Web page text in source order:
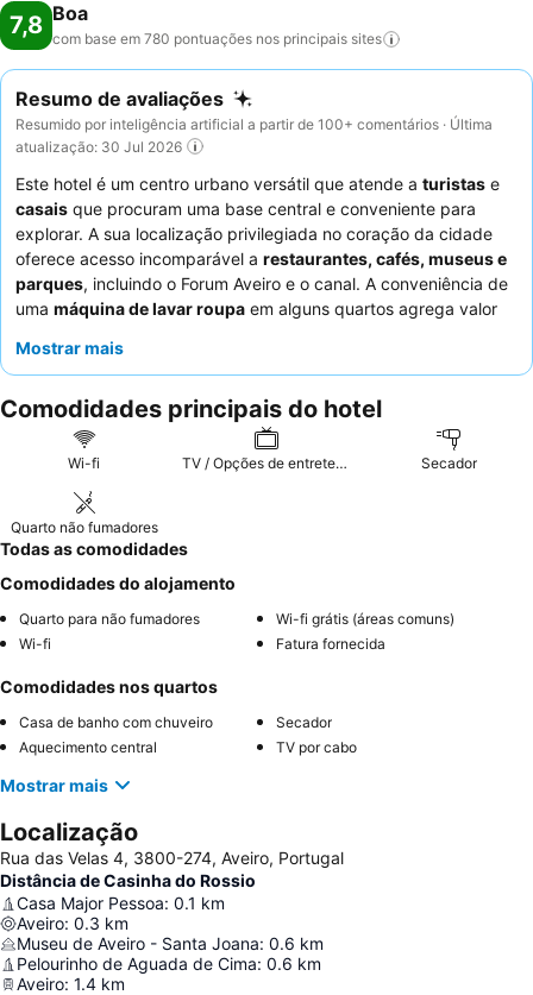
7,8 Boa
com base em 780 pontuações nos principais sites
Resumo de avaliações
Resumido por inteligência artificial a partir de 100+ comentários · Última
atualização: 30 Jul 2026
Este hotel é um centro urbano versátil que atende a turistas e
casais que procuram uma base central e conveniente para
explorar. A sua localização privilegiada no coração da cidade
oferece acesso incomparável a restaurantes, cafés, museus e
parques, incluindo o Forum Aveiro e o canal. A conveniência de
uma máquina de lavar roupa em alguns quartos agrega valor
consistentemente os
mais tranquila, os hóspedes devem solicitar um quarto virado
para o jardim para minimizar o potencial ruído da rua.
Mostrar mais
Comodidades principais do hotel
Wi-fi TV / Opções de entretenimento Secador
Quarto não fumadores
Todas as comodidades
Comodidades do alojamento
Quarto para não fumadores
Wi-fi grátis (áreas comuns)
Wi-fi
Fatura fornecida
Comodidades nos quartos
Casa de banho com chuveiro
Secador
Aquecimento central
TV por cabo
Mostrar mais
Localização
Rua das Velas 4, 3800-274, Aveiro, Portugal
Distância de Casinha do Rossio
Casa Major Pessoa: 0.1 km
Aveiro: 0.3 km
Museu de Aveiro - Santa Joana: 0.6 km
Pelourinho de Aguada de Cima: 0.6 km
Aveiro: 1.4 km